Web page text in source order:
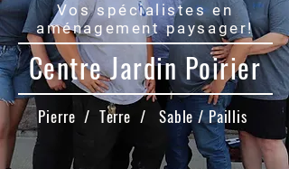
Vos spécialistes en
aménagement paysager!
Centre Jardin Poirier
Pierre / Terre / Sable / Paillis